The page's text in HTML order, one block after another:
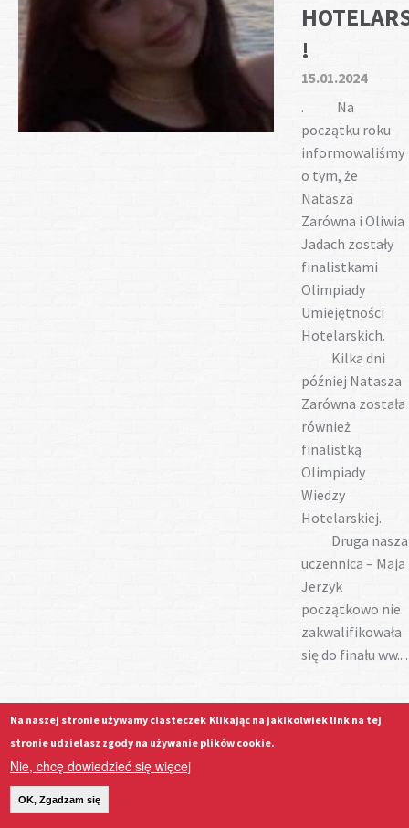
!
15.01.2024
. Na
początku roku
informowaliśmy
o tym, że
Natasza
Zarówna i Oliwia
Jadach zostały
finalistkami
Olimpiady
Umiejętności
Hotelarskich.
Kilka dni
później Natasza
Zarówna została
również
finalistką
Olimpiady
Wiedzy
Hotelarskiej.
Druga nasza
uczennica – Maja
Jerzyk
początkowo nie
zakwalifikowała
się do finału ww....
Na naszej stronie używamy ciasteczek Klikając na jakikolwiek link na tej
stronie udzielasz zgody na używanie plików cookie.
Nie, chcę dowiedzieć się więcej
OK, Zgadzam się